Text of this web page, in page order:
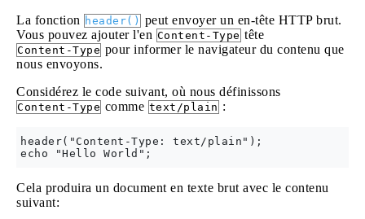
La fonction header() peut envoyer un en-tête HTTP brut.
Vous pouvez ajouter l'en Content-Type tête
Content-Type pour informer le navigateur du contenu que
nous envoyons.
Considérez le code suivant, où nous définissons
Content-Type comme text/plain :
header("Content-Type: text/plain");
Cela produira un document en texte brut avec le contenu
suivant: